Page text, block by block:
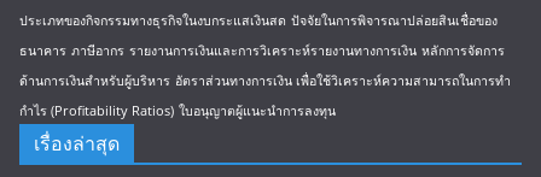
ประเภทของกิจกรรมทางธุรกิจในงบกระแสเงินสด ปัจจัยในการพิจารณาปล่อยสินเชื่อของ
ธนาคาร ภาษีอากร รายงานการเงินและการวิเคราะห์รายงานทางการเงิน หลักการจัดการ
ด้านการเงินสำหรับผู้บริหาร อัตราส่วนทางการเงิน เพื่อใช้วิเคราะห์ความสามารถในการทำ
กำไร (Profitability Ratios) ใบอนุญาตผู้แนะนำการลงทุน
เรื่องล่าสุด